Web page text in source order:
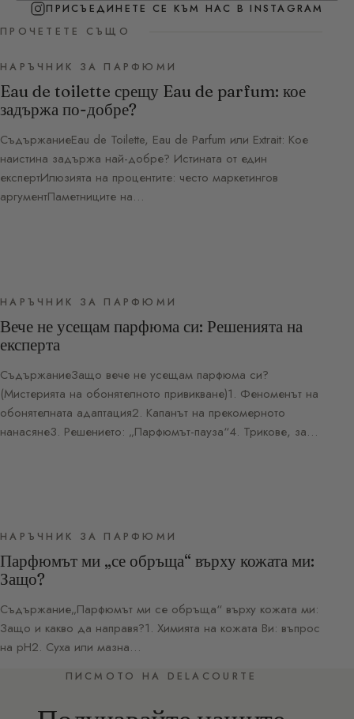
ПРИСЪЕДИНЕТЕ СЕ КЪМ НАС В INSTAGRAM
ПРОЧЕТЕТЕ СЪЩО
НАРЪЧНИК ЗА ПАРФЮМИ
Eau de toilette срещу Eau de parfum: кое
задържа по-добре?
СъдържаниеEau de Toilette, Eau de Parfum или Extrait: Кое
наистина задържа най-добре? Истината от един
експертИлюзията на процентите: често маркетингов
аргументПаметниците на…
НАРЪЧНИК ЗА ПАРФЮМИ
Вече не усещам парфюма си: Решенията на
експерта
СъдържаниеЗащо вече не усещам парфюма си?
(Мистерията на обонятелното привикване)1. Феноменът на
обонятелната адаптация2. Капанът на прекомерното
нанасяне3. Решението: „Парфюмът-пауза“4. Трикове, за…
НАРЪЧНИК ЗА ПАРФЮМИ
Парфюмът ми „се обръща“ върху кожата ми:
Защо?
Съдържание„Парфюмът ми се обръща“ върху кожата ми:
Защо и какво да направя?1. Химията на кожата Ви: въпрос
на pH2. Суха или мазна…
ПИСМОТО НА DELACOURTE